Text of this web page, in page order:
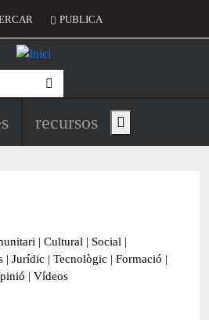
del compte d'usuari
PUBLICA
principal de
recursos Show main menu
| Cultural | Social |
| Jurídic | Tecnològic | Formació |
| Vídeos